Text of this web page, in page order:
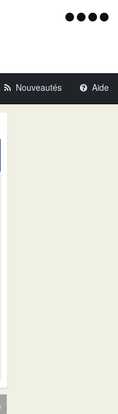
Menu
Nouveautés Aide